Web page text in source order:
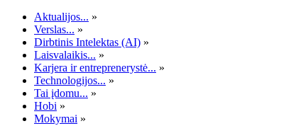
Aktualijos... »
Verslas... »
Dirbtinis Intelektas (AI) »
Laisvalaikis... »
Karjera ir entreprenerystė... »
Technologijos... »
Tai įdomu... »
Hobi »
Mokymai »